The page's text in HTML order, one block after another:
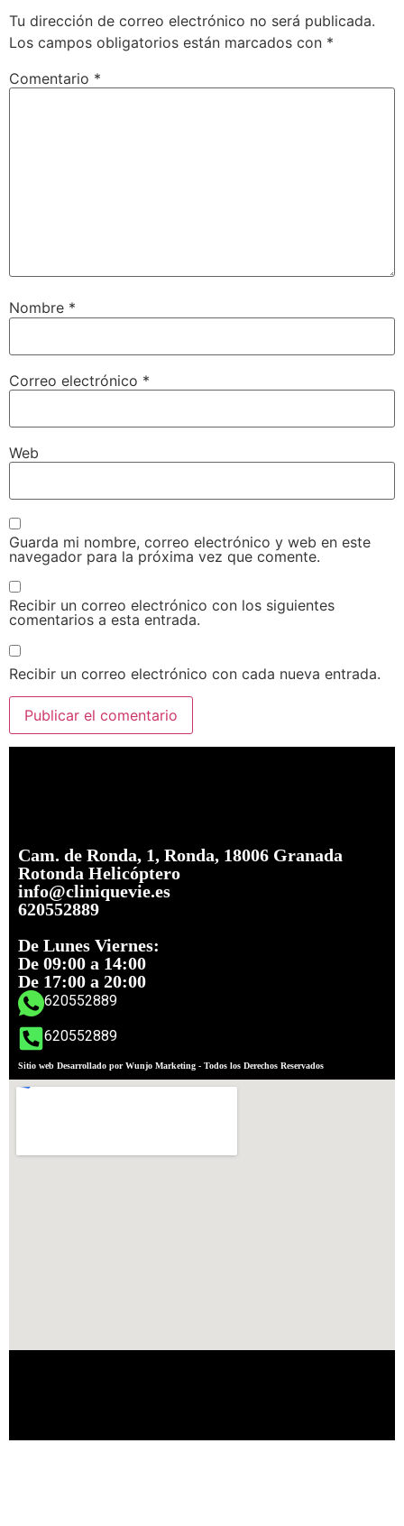
Tu dirección de correo electrónico no será publicada.
Los campos obligatorios están marcados con *
Comentario *
Nombre *
Correo electrónico *
Web
Guarda mi nombre, correo electrónico y web en este
navegador para la próxima vez que comente.
Recibir un correo electrónico con los siguientes
comentarios a esta entrada.
Recibir un correo electrónico con cada nueva entrada.
Cam. de Ronda, 1, Ronda, 18006 Granada
Rotonda Helicóptero
info@cliniquevie.es
620552889
De Lunes Viernes:
De 09:00 a 14:00
De 17:00 a 20:00
620552889
620552889
Sitio web Desarrollado por Wunjo Marketing - Todos los Derechos Reservados